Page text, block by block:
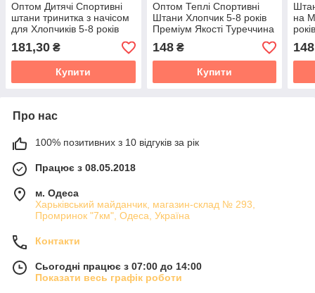
Оптом Дитячі Спортивні
штани тринитка з начісом
для Хлопчиків 5-8 років
Турция
181,30 ₴
Купити
Оптом Теплі Спортивні
Штани Хлопчик 5-8 років
Преміум Якості Туреччина
148₴
Купити
на
148
Про нас
100% позитивних з 10 відгуків за рік
Працює з 08.05.2018
м. Одеса
Харьківський майданчик, магазин-склад № 293,
Промринок "7км", Одеса, Україна
Контакти
Сьогодні працює з 07:00 до 14:00
Показати весь графік роботи